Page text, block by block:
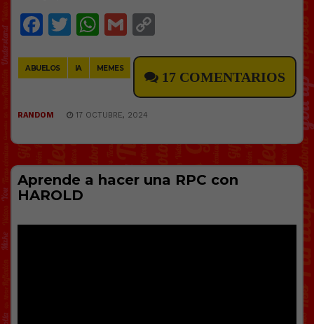
Facebook
Twitter
WhatsApp
Gmail
ABUELOS IA MEMES
17 COMENTARIOS
RANDOM 17 OCTUBRE, 2024
Aprende a hacer una RPC con
HAROLD